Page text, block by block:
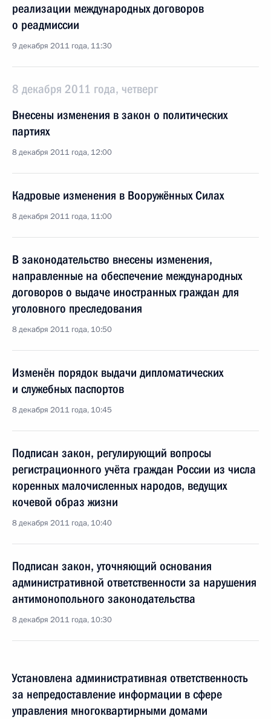
реализации международных договоров
о реадмиссии
9 декабря 2011 года, 11:30
8 декабря 2011 года, четверг
Внесены изменения в закон о политических
партиях
8 декабря 2011 года, 12:00
Кадровые изменения в Вооружённых Силах
8 декабря 2011 года, 11:00
В законодательство внесены изменения,
направленные на обеспечение международных
договоров о выдаче иностранных граждан для
уголовного преследования
8 декабря 2011 года, 10:50
Изменён порядок выдачи дипломатических
и служебных паспортов
8 декабря 2011 года, 10:45
Подписан закон, регулирующий вопросы
регистрационного учёта граждан России из числа
коренных малочисленных народов, ведущих
кочевой образ жизни
8 декабря 2011 года, 10:40
Подписан закон, уточняющий основания
административной ответственности за нарушения
антимонопольного законодательства
8 декабря 2011 года, 10:30
Установлена административная ответственность
за непредоставление информации в сфере
управления многоквартирными домами